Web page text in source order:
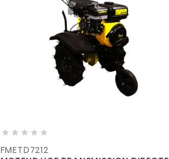
    
FMETD7212